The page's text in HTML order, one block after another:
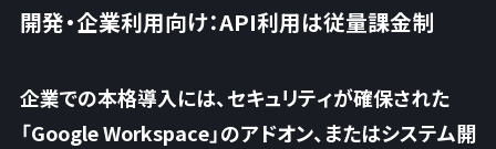
開発・企業利用向け：API利用は従量課金制
企業での本格導入には、セキュリティが確保された
「Google Workspace」のアドオン、またはシステム開